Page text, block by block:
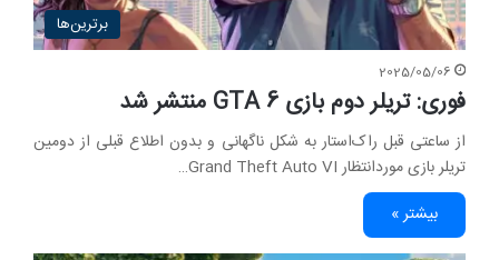
برترین‌ها
2025/05/06
فوری: تریلر دوم بازی GTA 6 منتشر شد
از ساعتی قبل راک‌استار به شکل ناگهانی و بدون اطلاع قبلی از دومین
تریلر بازی موردانتظار Grand Theft Auto VI…
بیشتر »